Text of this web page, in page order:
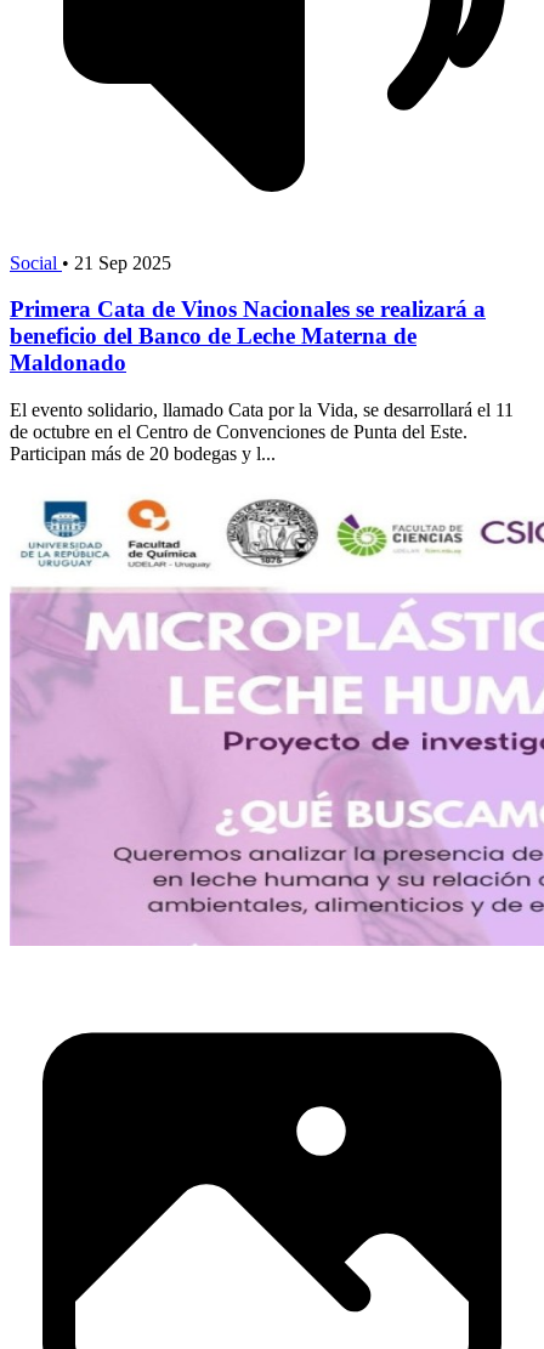
Social • 21 Sep 2025
Primera Cata de Vinos Nacionales se realizará a
beneficio del Banco de Leche Materna de
Maldonado
El evento solidario, llamado Cata por la Vida, se desarrollará el 11
de octubre en el Centro de Convenciones de Punta del Este.
Participan más de 20 bodegas y l...